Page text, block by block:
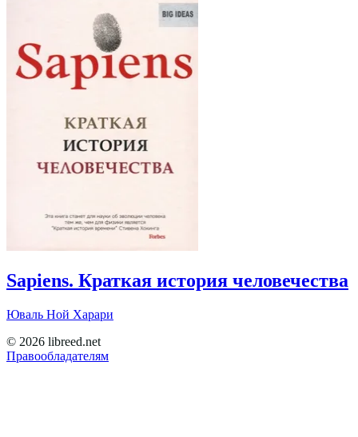
Sapiens. Краткая история человечества
Юваль Ной Харари
© 2026 libreed.net
Правообладателям